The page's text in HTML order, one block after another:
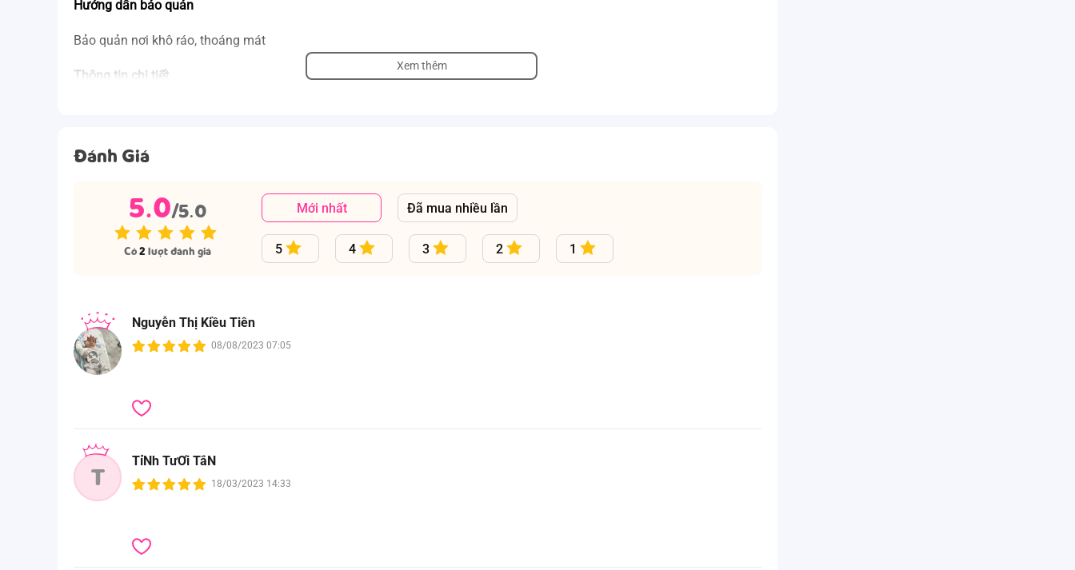
Hướng dẫn bảo quản
Bảo quản nơi khô ráo, thoáng mát
Thông tin chi tiết
Khối lượng: 1.8kg
Chất liệu: Microfiber
Xem thêm
Đánh Giá
5.0/5.0
Có2 lượt đánh giá
Mới nhất Đã mua nhiều lần
5 4 3 2 1
Nguyễn Thị Kiều Tiên
08/08/2023 07:05
T
TỉNh TưƠi TắN
18/03/2023 14:33